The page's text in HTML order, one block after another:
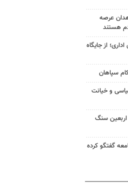
عرصه
هستند
از جایگاه
سپاهان
و خیانت
اربعین سنگ
گفتگو کرده